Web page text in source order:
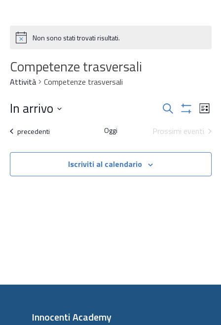
NoticeNon sono stati trovati risultati.
Competenze trasversali
Attività Competenze trasversali
Attività
Ricerca
e
Cerca Lista
In arrivo
la
data.
Attività
precedenti Oggi Prossimi eventi
Iscriviti al calendario
Innocenti Academy